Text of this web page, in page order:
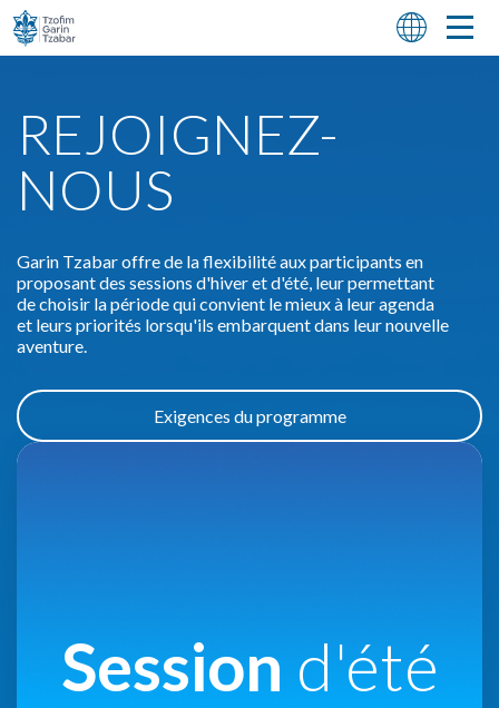
REJOIGNEZ-
NOUS
Garin Tzabar offre de la flexibilité aux participants en
proposant des sessions d'hiver et d'été, leur permettant
de choisir la période qui convient le mieux à leur agenda
et leurs priorités lorsqu'ils embarquent dans leur nouvelle
aventure.
Exigences du programme
Session d'été